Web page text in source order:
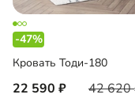
-47%
Кровать Тоди-180
22 590 42 620